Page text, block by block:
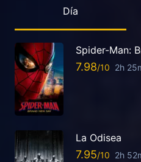
Día
Spider-Man:
7.98 2h
La Odisea
7.95 2h